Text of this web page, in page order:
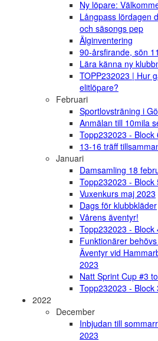
Ny löpare:
Långpass lördagen
och säsongs pep
Älginventering
90-årsfirande, sön
Lära känna ny
TOPP232023 | Hur
elitlöpare?
Februari
Sportlovsträning i
Anmälan till 10mila
Topp232023 - Block
13-16 träff
Januari
Damsamling 18
Topp232023 - Block
Vuxenkurs maj 2023
Dags för klubbkläder
Vårens äventyr!
Topp232023 -
Funktionärer
Äventyr vid
2023
Natt Sprint Cup #3
Topp232023 - Block
2022
December
Inbjudan till
2023